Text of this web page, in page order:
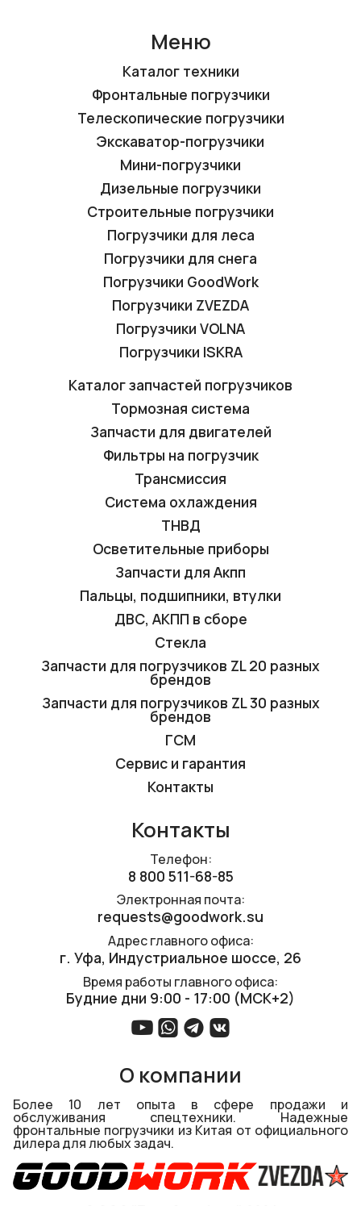
Контакты
Телефон:
8 800 511-68-85
Электронная почта:
requests@goodwork.su
Адрес главного офиса:
г. Уфа, ​Индустриальное шоссе, 26
Время работы главного офиса:
Будние дни 9:00 - 17:00 (МСК+2)
Меню
Каталог техники
Фронтальные погрузчики
Телескопические погрузчики
Экскаватор-погрузчики
Мини-погрузчики
Дизельные погрузчики
Строительные погрузчики
Погрузчики для леса
Погрузчики для снега
Погрузчики GoodWork
Погрузчики ZVEZDA
Погрузчики VOLNA
Погрузчики ISKRA
Каталог запчастей погрузчиков
Тормозная система
Запчасти для двигателей
Фильтры на погрузчик
Трансмиссия
Система охлаждения
ТНВД
Осветительные приборы
Запчасти для Акпп
Пальцы, подшипники, втулки
ДВС, АКПП в сборе
Стекла
Запчасти для погрузчиков ZL 20 разных
брендов
Запчасти для погрузчиков ZL 30 разных
брендов
ГСМ
Сервис и гарантия
Контакты
О компании
Более 10 лет опыта в сфере продажи и
обслуживания спецтехники. Надежные
фронтальные погрузчики из Китая от официального
дилера для любых задач.